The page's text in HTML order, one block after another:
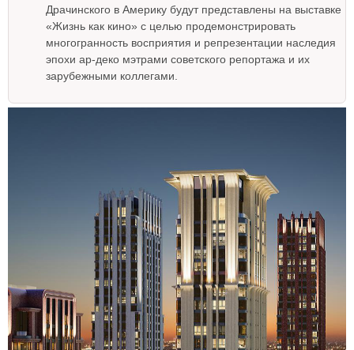
Драчинского в Америку будут представлены на выставке
«Жизнь как кино» с целью продемонстрировать
многогранность восприятия и репрезентации наследия
эпохи ар-деко мэтрами советского репортажа и их
зарубежными коллегами.